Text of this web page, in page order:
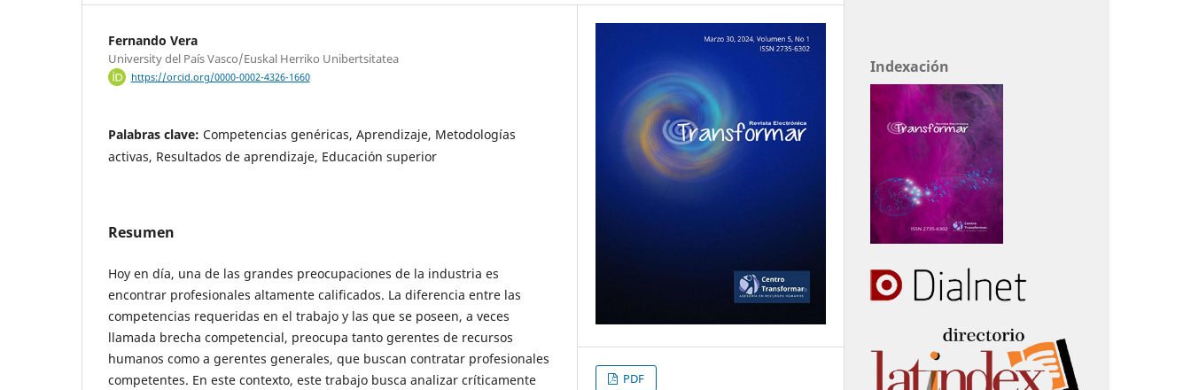
Fernando Vera
University del País Vasco/Euskal Herriko Unibertsitatea
https://orcid.org/0000-0002-4326-1660
Palabras clave: Competencias genéricas, Aprendizaje, Metodologías
activas, Resultados de aprendizaje, Educación superior
Resumen
Hoy en día, una de las grandes preocupaciones de la industria es
encontrar profesionales altamente calificados. La diferencia entre las
competencias requeridas en el trabajo y las que se poseen, a veces
llamada brecha competencial, preocupa tanto gerentes de recursos
humanos como a gerentes generales, que buscan contratar profesionales
competentes. En este contexto, este trabajo busca analizar críticamente
PDF
Indexación